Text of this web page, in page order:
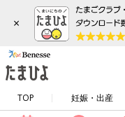
×
TOP 妊娠・出産